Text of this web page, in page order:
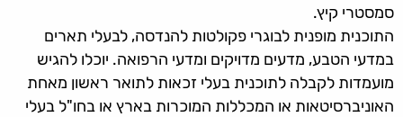
סמסטרי קיץ.
התוכנית מופנית לבוגרי פקולטות להנדסה, לבעלי תארים
במדעי הטבע, מדעים מדויקים ומדעי הרפואה. יוכלו להגיש
מועמדות לקבלה לתוכנית בעלי זכאות לתואר ראשון מאחת
האוניברסיטאות או המכללות המוכרות בארץ או בחו"ל בעלי